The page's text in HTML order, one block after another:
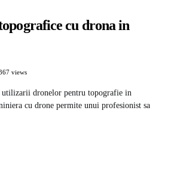
cu drona in
views
utilizarii dronelor pentru topografie in
cu drone permite unui profesionist sa